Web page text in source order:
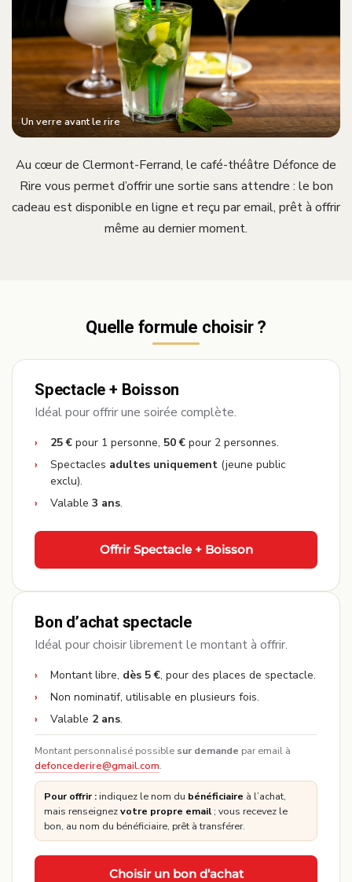
Un verre avant le rire
Au cœur de Clermont-Ferrand, le café-théâtre Défonce de
Rire vous permet d’offrir une sortie sans attendre : le bon
cadeau est disponible en ligne et reçu par email, prêt à offrir
même au dernier moment.
Quelle formule choisir ?
Spectacle + Boisson
Idéal pour offrir une soirée complète.
25 € pour 1 personne, 50 € pour 2 personnes.
Spectacles adultes uniquement (jeune public
exclu).
Valable 3 ans.
Offrir Spectacle + Boisson
Bon d’achat spectacle
Idéal pour choisir librement le montant à offrir.
Montant libre, dès 5 €, pour des places de spectacle.
Non nominatif, utilisable en plusieurs fois.
Valable 2 ans.
Montant personnalisé possible sur demande par email à
defoncederire@gmail.com.
Pour offrir :indiquez le nom du bénéficiaire à l’achat,
mais renseignezvotre propre email ; vous recevez le
bon, au nom du bénéficiaire, prêt à transférer.
Choisir un bon d’achat